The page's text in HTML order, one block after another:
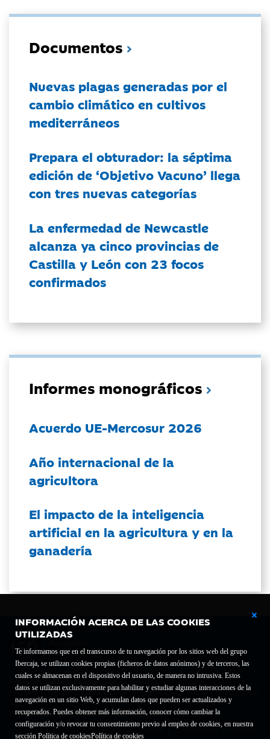
INFORMACIÓN ACERCA DE LAS COOKIES
UTILIZADAS
Te informamos que en el transcurso de tu navegación por los sitios web del grupo
Ibercaja, se utilizan cookies propias (ficheros de datos anónimos) y de terceros, las
cuales se almacenan en el dispositivo del usuario, de manera no intrusiva. Estos
datos se utilizan exclusivamente para habilitar y estudiar algunas interacciones de la
navegación en un sitio Web, y acumulan datos que pueden ser actualizados y
recuperados. Puedes obtener más información, conocer cómo cambiar la
configuración y/o revocar tu consentimiento previo al empleo de cookies, en nuestra
sección Política de cookiesPolítica de cookies
Documentos
Nuevas plagas generadas por el
cambio climático en cultivos
mediterráneos
Prepara el obturador: la séptima
edición de ‘Objetivo Vacuno’ llega
con tres nuevas categorías
La enfermedad de Newcastle
alcanza ya cinco provincias de
Castilla y León con 23 focos
confirmados
Informes monográficos
Acuerdo UE-Mercosur 2026
Año internacional de la
agricultora
El impacto de la inteligencia
artificial en la agricultura y en la
ganadería
Fundación Bancaria Ibercaja C.I.F. G-50000652.
Inscrita en el Registro de Fundaciones del Mº de Educación, Cultura y Deporte con el nº
1689.
Domicilio social: Joaquín Costa, 13. 50001 Zaragoza.
Contacto
Declaración de accesibilidad